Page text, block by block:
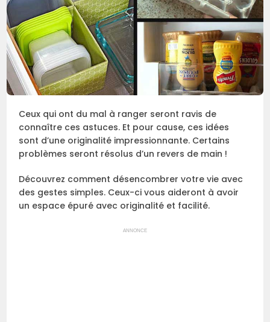
Ceux qui ont du mal à ranger seront ravis de
connaître ces astuces. Et pour cause, ces idées
sont d’une originalité impressionnante. Certains
problèmes seront résolus d’un revers de main !
Découvrez comment désencombrer votre vie avec
des gestes simples. Ceux-ci vous aideront à avoir
un espace épuré avec originalité et facilité.
ANNONCE